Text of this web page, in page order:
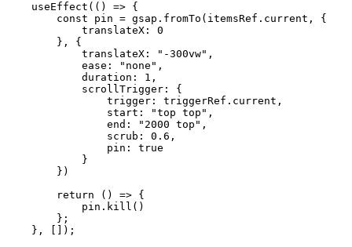
    useEffect(() => {
        const pin = gsap.fromTo(itemsRef.current, {
            translateX: 0
        }, {
            translateX: "-300vw",
            ease: "none",
            duration: 1,
            scrollTrigger: {
                trigger: triggerRef.current,
                start: "top top",
                end: "2000 top",
                scrub: 0.6,
                pin: true
            }
        })
        return () => {
            pin.kill()
        };
    }, []);